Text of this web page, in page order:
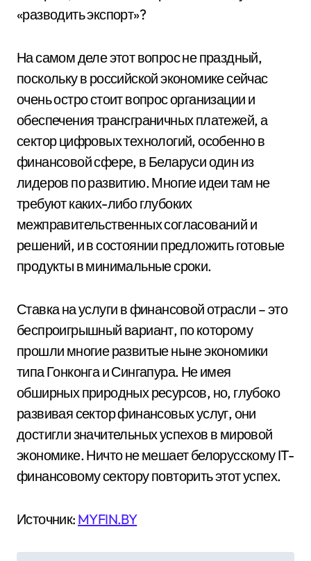
«разводить экспорт»?
На самом деле этот вопрос не праздный,
поскольку в российской экономике сейчас
очень остро стоит вопрос организации и
обеспечения трансграничных платежей, а
сектор цифровых технологий, особенно в
финансовой сфере, в Беларуси один из
лидеров по развитию. Многие идеи там не
требуют каких-либо глубоких
межправительственных согласований и
решений, и в состоянии предложить готовые
продукты в минимальные сроки.
Ставка на услуги в финансовой отрасли – это
беспроигрышный вариант, по которому
прошли многие развитые ныне экономики
типа Гонконга и Сингапура. Не имея
обширных природных ресурсов, но, глубоко
развивая сектор финансовых услуг, они
достигли значительных успехов в мировой
экономике. Ничто не мешает белорусскому IT-
финансовому сектору повторить этот успех.
Источник: MYFIN.BY